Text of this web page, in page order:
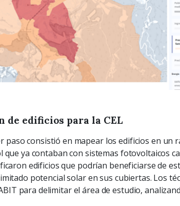
edificios para la CEL
paso consistió en mapear los edificios en un
ya contaban con sistemas fotovoltaicos
edificios que podrían beneficiarse de
potencial solar en sus cubiertas. Los
para delimitar el área de estudio,